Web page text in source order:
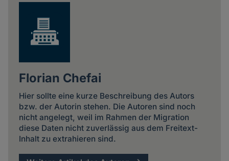
Florian Chefai
Hier sollte eine kurze Beschreibung des Autors
bzw. der Autorin stehen. Die Autoren sind noch
nicht angelegt, weil im Rahmen der Migration
diese Daten nicht zuverlässig aus dem Freitext-
Inhalt zu extrahieren sind.